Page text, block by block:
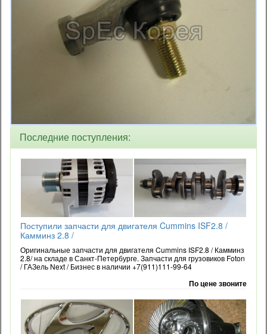
Последние поступления:
Поступили запчасти для двигателя Cummins ISF2.8 /
Камминз 2.8 /
Оригинальные запчасти для двигателя Cummins ISF2.8 / Камминз
2.8/ на складе в Санкт-Петербурге. Запчасти для грузовиков Foton
/ ГАЗель Next / Бизнес в наличии +7(911)111-99-64
По цене звоните